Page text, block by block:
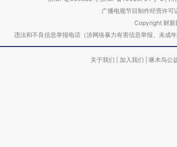
广播电视节目制作经营许可
Copyright 财新
违法和不良信息举报电话（涉网络暴力有害信息举报、未
关于我们 加入我们 啄木鸟公